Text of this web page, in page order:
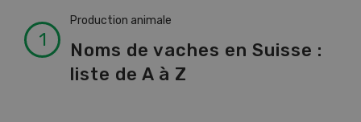
Production animale
Noms de vaches en Suisse :
liste de A à Z